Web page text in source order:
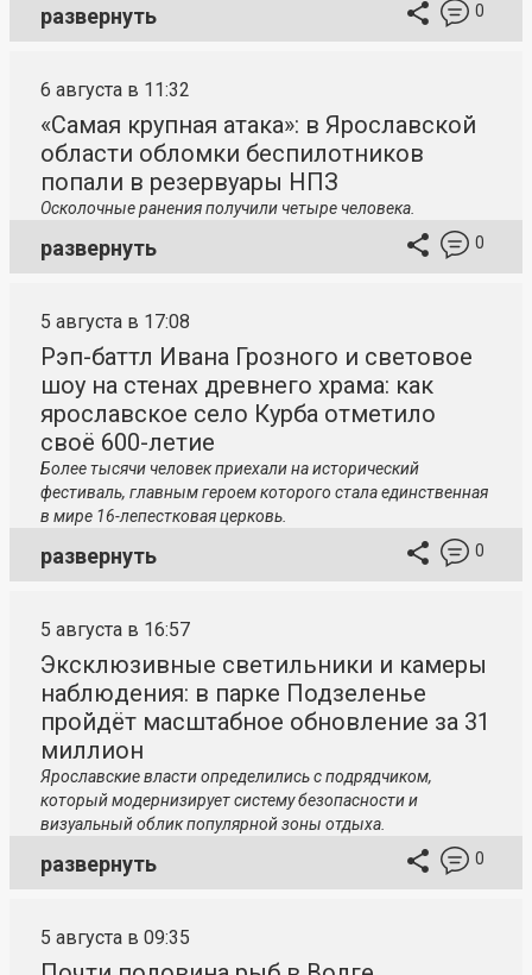
развернуть 0
6 августа в 11:32
«Самая крупная атака»: в Ярославской
области обломки беспилотников
попали в резервуары НПЗ
Осколочные ранения получили четыре человека.
развернуть 0
5 августа в 17:08
Рэп-баттл Ивана Грозного и световое
шоу на стенах древнего храма: как
ярославское село Курба отметило
своё 600-летие
Более тысячи человек приехали на исторический
фестиваль, главным героем которого стала единственная
в мире 16-лепестковая церковь.
развернуть 0
5 августа в 16:57
Эксклюзивные светильники и камеры
наблюдения: в парке Подзеленье
пройдёт масштабное обновление за 31
миллион
Ярославские власти определились с подрядчиком,
который модернизирует систему безопасности и
визуальный облик популярной зоны отдыха.
развернуть 0
5 августа в 09:35